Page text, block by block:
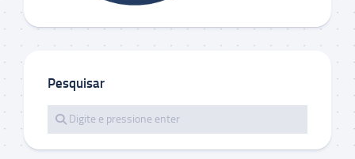
Pesquisar